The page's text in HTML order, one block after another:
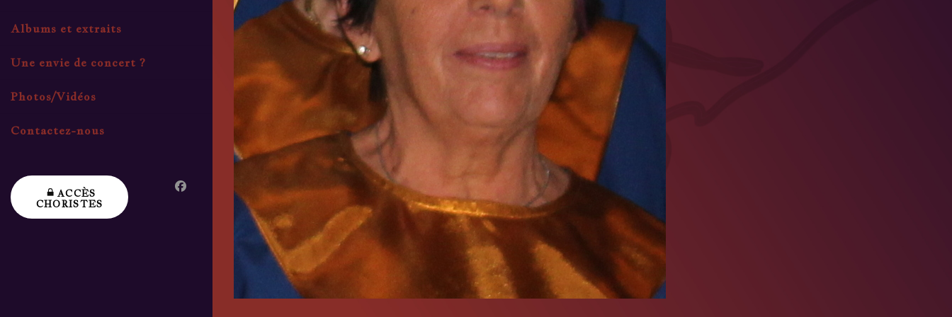
Albums et extraits
Une envie de concert ?
Photos/Vidéos
Contactez-nous
ACCÈS
CHORISTES